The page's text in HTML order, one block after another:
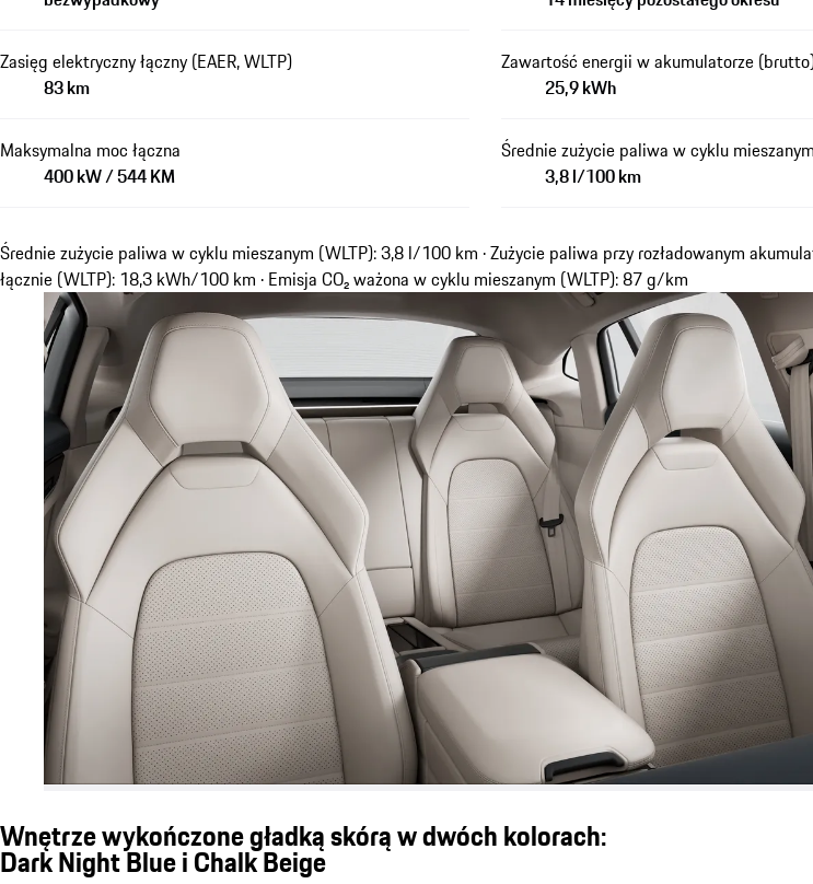
Zasięg elektryczny łączny (EAER, WLTP)
83 km
Zawartość energii w akumulatorze
25,9 kWh
Maksymalna moc łączna
400 kW / 544 KM
Średnie zużycie paliwa w cyklu
3,8 l/100 km
Średnie zużycie paliwa w cyklu mieszanym (WLTP): 3,8 l/100 km · Zużycie paliwa przy rozładowanym
łącznie (WLTP): 18,3 kWh/100 km · Emisja CO₂ ważona w cyklu mieszanym (WLTP): 87 g/km
Wnętrze wykończone gładką skórą w dwóch kolorach:
Dark Night Blue i Chalk Beige